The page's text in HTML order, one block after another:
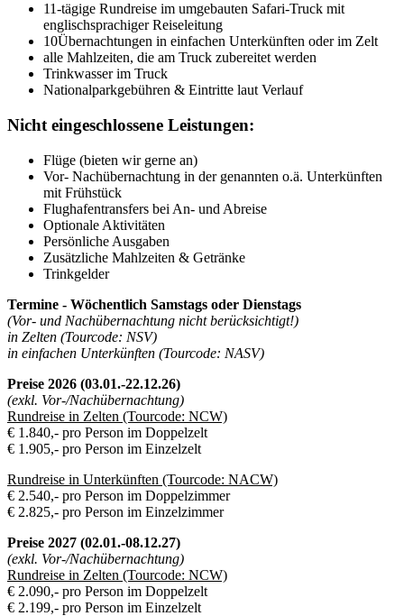
11-tägige Rundreise im umgebauten Safari-Truck mit
englischsprachiger Reiseleitung
10Übernachtungen in einfachen Unterkünften oder im Zelt
alle Mahlzeiten, die am Truck zubereitet werden
Trinkwasser im Truck
Nationalparkgebühren & Eintritte laut Verlauf
Nicht eingeschlossene Leistungen:
Flüge (bieten wir gerne an)
Vor- Nachübernachtung in der genannten o.ä. Unterkünften
mit Frühstück
Flughafentransfers bei An- und Abreise
Optionale Aktivitäten
Persönliche Ausgaben
Zusätzliche Mahlzeiten & Getränke
Trinkgelder
Termine - Wöchentlich Samstags oder Dienstags
(Vor- und Nachübernachtung nicht berücksichtigt!)
in Zelten (Tourcode: NSV)
in einfachen Unterkünften (Tourcode: NASV)
Preise 2026 (03.01.-22.12.26)
(exkl. Vor-/Nachübernachtung)
Rundreise in Zelten (Tourcode: NCW)
€ 1.840,- pro Person im Doppelzelt
€ 1.905,- pro Person im Einzelzelt
Rundreise in Unterkünften (Tourcode: NACW)
€ 2.540,- pro Person im Doppelzimmer
€ 2.825,- pro Person im Einzelzimmer
Preise 2027 (02.01.-08.12.27)
(exkl. Vor-/Nachübernachtung)
Rundreise in Zelten (Tourcode: NCW)
€ 2.090,- pro Person im Doppelzelt
€ 2.199,- pro Person im Einzelzelt